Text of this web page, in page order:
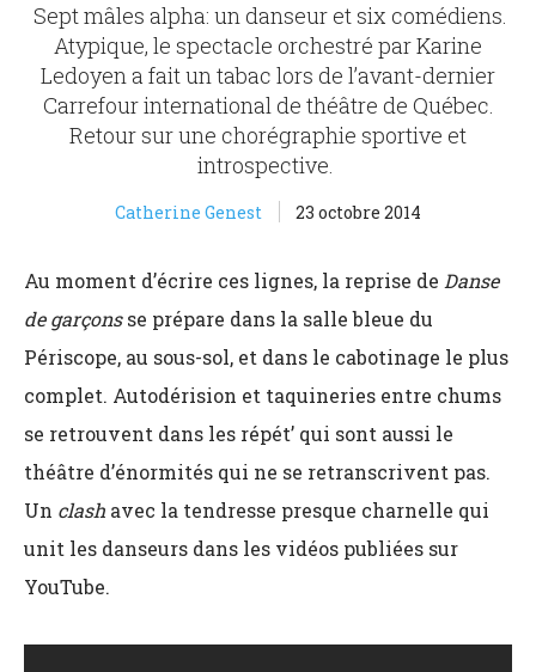
Sept mâles alpha: un danseur et six comédiens.
Atypique, le spectacle orchestré par Karine
Ledoyen a fait un tabac lors de l’avant-dernier
Carrefour international de théâtre de Québec.
Retour sur une chorégraphie sportive et
introspective.
Catherine Genest 23 octobre 2014
Au moment d’écrire ces lignes, la reprise de Danse
de garçonsse prépare dans la salle bleue du
Périscope, au sous-sol, et dans le cabotinage le plus
complet. Autodérision et taquineries entre chums
se retrouvent dans les répét’ qui sont aussi le
théâtre d’énormités qui ne se retranscrivent pas.
Un clash avec la tendresse presque charnelle qui
unit les danseurs dans les vidéos publiées sur
YouTube.